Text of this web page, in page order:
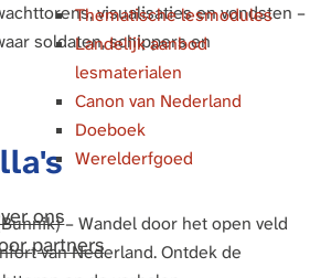
Thematische lesmodules
Landelijk aanbod
lesmaterialen
Canon van Nederland
Doeboek
Werelderfgoed
ons
partners
visualisaties en vondsten –
soldaten, schippers en
– Wandel door het open veld
van Nederland. Ontdek de